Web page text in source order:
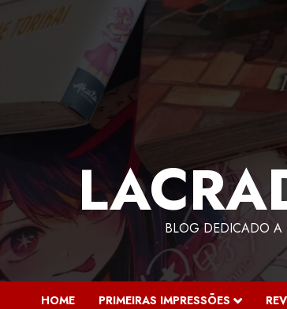
BLOG DEDICADO A
HOME PRIMEIRAS IMPRESSÕES